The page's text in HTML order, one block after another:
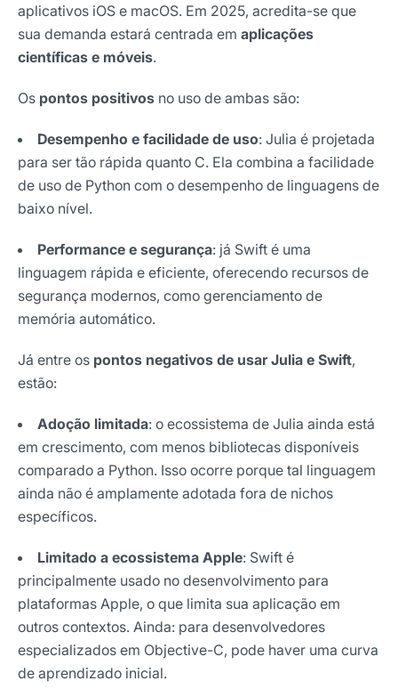
aplicativos iOS e macOS. Em 2025, acredita-se que
sua demanda estará centrada em aplicações
científicas e móveis.
Os pontos positivos no uso de ambas são:
Desempenho e facilidade de uso: Julia é projetada
para ser tão rápida quanto C. Ela combina a facilidade
de uso de Python com o desempenho de linguagens de
baixo nível.
Performance e segurança: já Swift é uma
linguagem rápida e eficiente, oferecendo recursos de
segurança modernos, como gerenciamento de
memória automático.
Já entre os pontos negativos de usar Julia e Swift,
estão:
Adoção limitada: o ecossistema de Julia ainda está
em crescimento, com menos bibliotecas disponíveis
comparado a Python. Isso ocorre porque tal linguagem
ainda não é amplamente adotada fora de nichos
específicos.
Limitado a ecossistema Apple: Swift é
principalmente usado no desenvolvimento para
plataformas Apple, o que limita sua aplicação em
outros contextos. Ainda: para desenvolvedores
especializados em Objective-C, pode haver uma curva
de aprendizado inicial.